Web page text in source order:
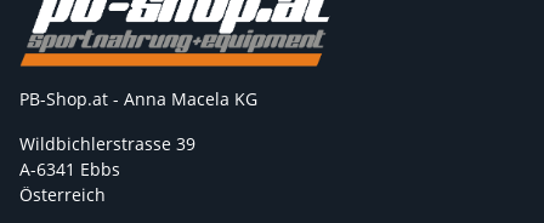
PB-Shop.at - Anna Macela KG
Wildbichlerstrasse 39
A-6341 Ebbs
Österreich